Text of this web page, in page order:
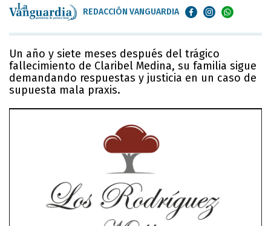
REDACCIÓN VANGUARDIA
Un año y siete meses después del trágico
fallecimiento de Claribel Medina, su familia sigue
demandando respuestas y justicia en un caso de
supuesta mala praxis.